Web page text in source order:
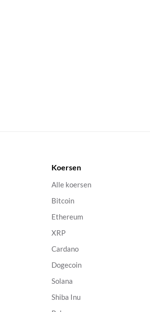
Koersen
Alle koersen
Bitcoin
Ethereum
XRP
Cardano
Dogecoin
Solana
Shiba Inu